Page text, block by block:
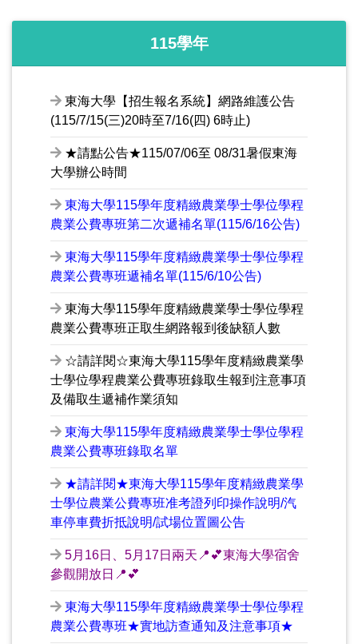
115學年
東海大學【招生報名系統】網路維護公告
(115/7/15(三)20時至7/16(四) 6時止)
★請點公告★115/07/06至 08/31暑假東海
大學辦公時間
東海大學115學年度精緻農業學士學位學程
農業公費專班第二次遞補名單(115/6/16公告)
東海大學115學年度精緻農業學士學位學程
農業公費專班遞補名單(115/6/10公告)
東海大學115學年度精緻農業學士學位學程
農業公費專班正取生網路報到後缺額人數
☆請詳閱☆東海大學115學年度精緻農業學
士學位學程農業公費專班錄取生報到注意事項
及備取生遞補作業須知
東海大學115學年度精緻農業學士學位學程
農業公費專班錄取名單
★請詳閱★東海大學115學年度精緻農業學
士學位農業公費專班准考證列印操作說明/汽
車停車費折抵說明/試場位置圖公告
5月16日、5月17日兩天📍💕東海大學宿舍
參觀開放日📍💕
東海大學115學年度精緻農業學士學位學程
農業公費專班★實地訪查通知及注意事項★